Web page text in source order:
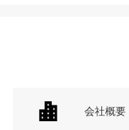
会社概要